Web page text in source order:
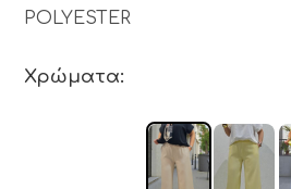
POLYESTER
Χρώματα: